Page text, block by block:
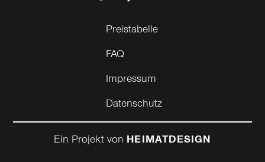
Preistabelle
FAQ
Impressum
Datenschutz
Ein Projekt von HEIMATDESIGN